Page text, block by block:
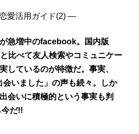
愛活用ガイド(2) ―
急増中のfacebook。国内版
比べて友人検索やコミュニケー
しているのが特徴だ。事実、
会いました」の声も続々。しか
会いに積極的という事実も判
今だ!!